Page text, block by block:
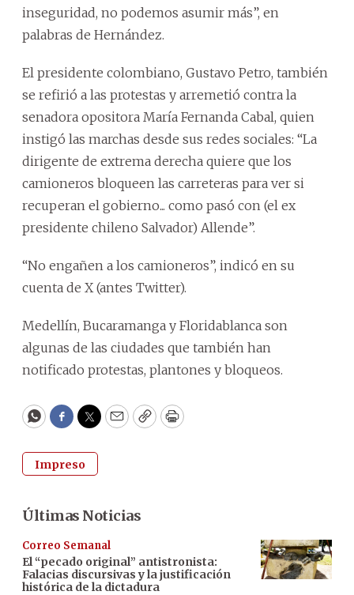
inseguridad, no podemos asumir más”, en
palabras de Hernández.
El presidente colombiano, Gustavo Petro, también
se refirió a las protestas y arremetió contra la
senadora opositora María Fernanda Cabal, quien
instigó las marchas desde sus redes sociales: “La
dirigente de extrema derecha quiere que los
camioneros bloqueen las carreteras para ver si
recuperan el gobierno... como pasó con (el ex
presidente chileno Salvador) Allende”.
“No engañen a los camioneros”, indicó en su
cuenta de X (antes Twitter).
Medellín, Bucaramanga y Floridablanca son
algunas de las ciudades que también han
notificado protestas, plantones y bloqueos.
WhatsApp
Facebook
Twitter
EmailCopyPrint
Impreso
Últimas Noticias
Correo Semanal
El “pecado original” antistronista:
Falacias discursivas y la justificación
histórica de la dictadura